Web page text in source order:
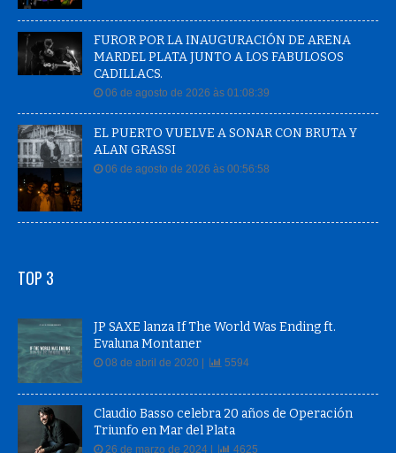
FUROR POR LA INAUGURACIÓN DE ARENA
MARDEL PLATA JUNTO A LOS FABULOSOS
CADILLACS.
06 de agosto de 2026 às 01:08:39
EL PUERTO VUELVE A SONAR CON BRUTA Y
ALAN GRASSI
06 de agosto de 2026 às 00:56:58
TOP 3
JP SAXE lanza If The World Was Ending ft.
Evaluna Montaner
08 de abril de 2020 | 5594
Claudio Basso celebra 20 años de Operación
Triunfo en Mar del Plata
26 de marzo de 2024 | 4625